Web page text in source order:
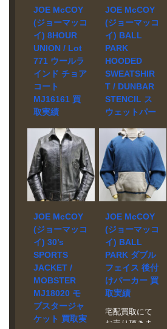
MOHAIR V-
NECK
SWEATER –
MC23109 買取
相場 お問い合
わせくださ
い。 状態 未使
用品 80%モヘ
ア、20％ウー
ルの糸を使い
ヘアセータ
ー。芯糸にま
で天然繊維を
使用しモヘア
糸を巻くこと
によって重圧
感を持たせ、
高い保温性を
実現していま
す。
わせくださ
い。 状態 美品
生地にMA-1等
のフライトジ
ャケットで使
用されている
最高品質の66
ナイロンを使
ベスト。 イン
シュレーショ
ンには675フィ
ルパワーのダ
ックダウンを
採用し、高い
保温性を備え
ています。
JOE McCOY
(ジョーマッコ
イ) 8HOUR
UNION / Lot
771 ウールラ
インド チョア
コート
MJ16161 買
取実績
宅配買取にて
お売り頂きま
した。 ブラン
ド JOE
McCOY モデ
ル WOOL
LINED CHORE
相場 お問い合
わせくださ
い。 状態 未使
用品 第二次世
界大戦中の物
資統制下にあ
った時代のウ
ールブランケ
JOE McCOY
(ジョーマッコ
イ) BALL
PARK
HOODED
SWEATSHIR
T / DUNBAR
STENCIL ス
ウェットパー
MC22118 買
取実績
宅配買取にて
お売り頂きま
した。 ブラン
ド JOE
McCOY モデ
ル HOODED
SWEATSHIRT
/ DUNBAR
STENCIL 買取
相場 お問い合
わせくださ
い。 状態 美品
コットン100%
の吊り編み地
JOE McCOY
(ジョーマッコ
イ) 30’s
SPORTS
JACKET /
MOBSTER
MJ18020 モ
ブスタージャ
ケット 買取実
JOE McCOY
(ジョーマッコ
イ) BALL
PARK ダブル
フェイス 後付
けパーカー 買
取実績
宅配買取にて
お売り頂きま